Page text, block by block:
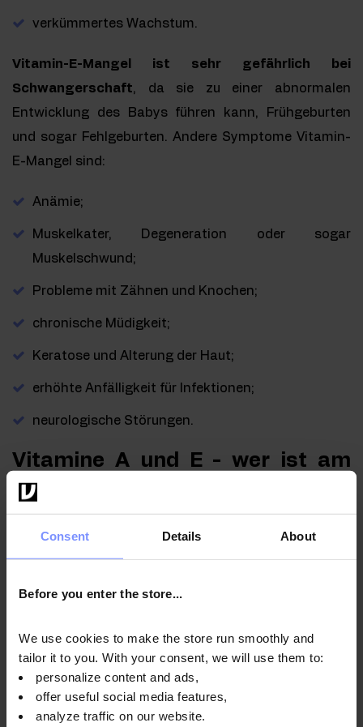
Consent Details About
Before you enter the store...
We use cookies to make the store run smoothly and
tailor it to you. With your consent, we will use them to:
personalize content and ads,
offer useful social media features,
analyze traffic on our website.
verkümmertes Wachstum.
Vitamin-E-Mangel ist sehr gefährlich bei
Schwangerschaft, da sie zu einer abnormalen
Entwicklung des Babys führen kann, Frühgeburten
und sogar Fehlgeburten. Andere Symptome Vitamin-
E-Mangel sind:
Anämie;
Muskelkater, Degeneration oder sogar
Muskelschwund;
Probleme mit Zähnen und Knochen;
chronische Müdigkeit;
Keratose und Alterung der Haut;
erhöhte Anfälligkeit für Infektionen;
neurologische Störungen.
Vitamine A und E - wer ist am
meisten von einem Mangel
bedroht?
Menschen (Kinder und Erwachsene) mit
unausgewogener Ernährung;